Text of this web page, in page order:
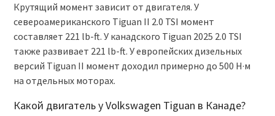
Крутящий момент зависит от двигателя. У
североамериканского Tiguan II 2.0 TSI момент
составляет 221 lb-ft. У канадского Tiguan 2025 2.0 TSI
также развивает 221 lb-ft. У европейских дизельных
версий Tiguan II момент доходил примерно до 500 Н·м
на отдельных моторах.
Какой двигатель у Volkswagen Tiguan в Канаде?